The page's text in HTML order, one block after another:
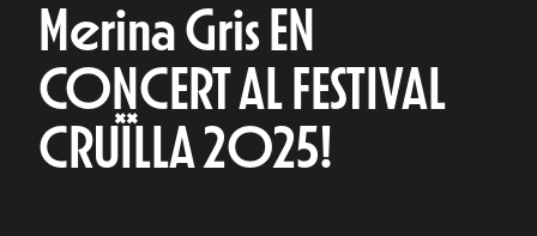
Merina Gris EN
CONCERT AL FESTIVAL
CRUÏLLA 2025!